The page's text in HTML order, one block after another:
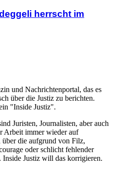
herrscht im
und Nachrichtenportal, das es
über die Justiz zu berichten.
"Inside Justiz".
Juristen, Journalisten, aber auch
Arbeit immer wieder auf
über die aufgrund von Filz,
oder schlicht fehlender
Justiz will das korrigieren.